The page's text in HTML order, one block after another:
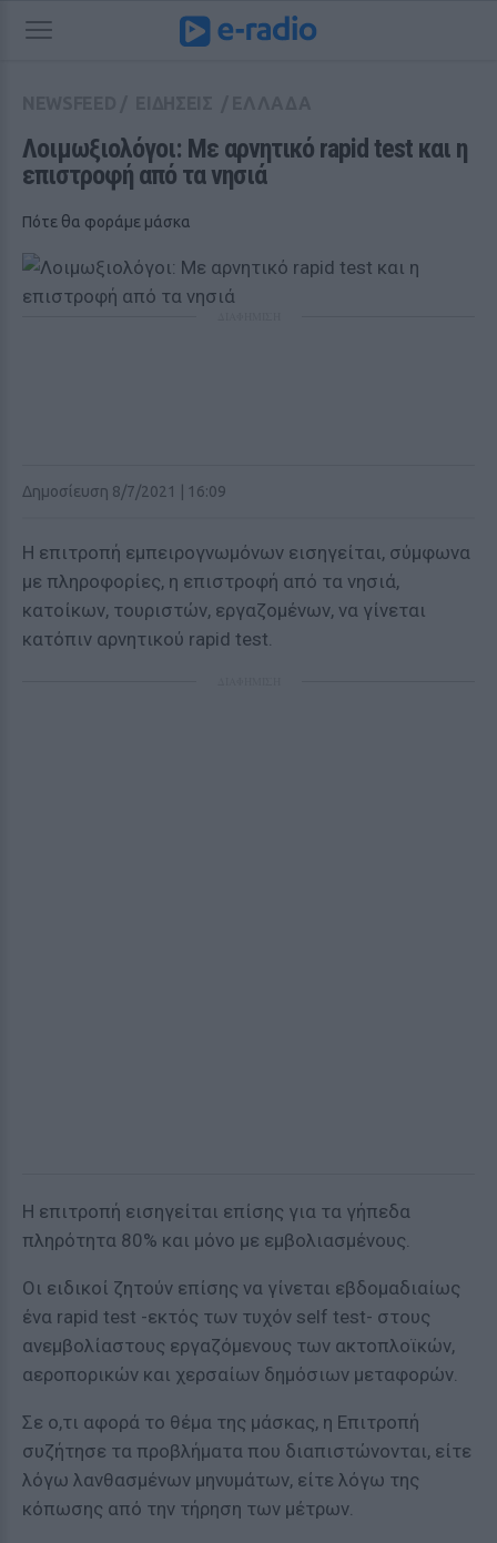
Λοιμωξιολόγοι: Με αρνητικό rapid test και η
επιστροφή από τα νησιά
Πότε θα φοράμε μάσκα
Δημοσίευση 8/7/2021 | 16:09
Η επιτροπή εμπειρογνωμόνων εισηγείται, σύμφωνα
με πληροφορίες, η επιστροφή από τα νησιά,
κατοίκων, τουριστών, εργαζομένων, να γίνεται
κατόπιν αρνητικού rapid test.
Η επιτροπή εισηγείται επίσης για τα γήπεδα
πληρότητα 80% και μόνο με εμβολιασμένους.
Οι ειδικοί ζητούν επίσης να γίνεται εβδομαδιαίως
ένα rapid test -εκτός των τυχόν self test- στους
ανεμβολίαστους εργαζόμενους των ακτοπλοϊκών,
αεροπορικών και χερσαίων δημόσιων μεταφορών.
Σε ο,τι αφορά το θέμα της μάσκας, η Επιτροπή
συζήτησε τα προβλήματα που διαπιστώνονται, είτε
λόγω λανθασμένων μηνυμάτων, είτε λόγω της
κόπωσης από την τήρηση των μέτρων.